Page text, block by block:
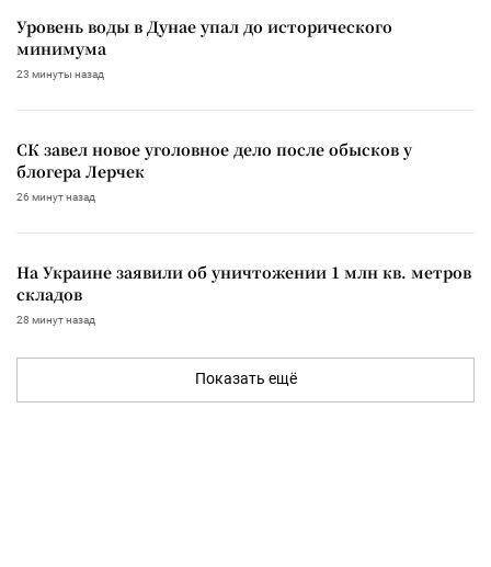
Уровень воды в Дунае упал до исторического
минимума
23 минуты назад
СК завел новое уголовное дело после обысков у
блогера Лерчек
26 минут назад
На Украине заявили об уничтожении 1 млн кв. метров
складов
28 минут назад
Показать ещё